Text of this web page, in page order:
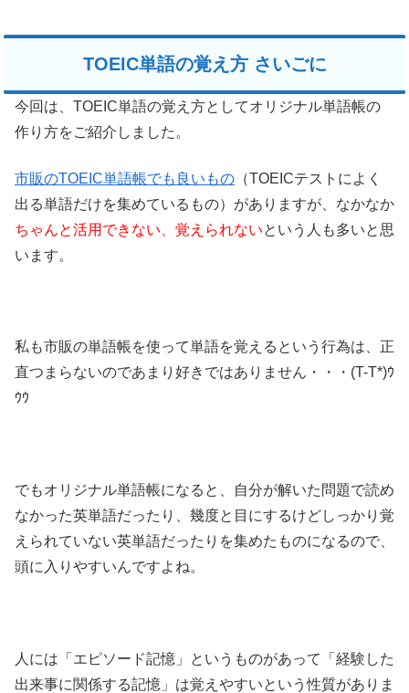
TOEIC単語の覚え方 さいごに
今回は、TOEIC単語の覚え方としてオリジナル単語帳の
作り方をご紹介しました。
市販のTOEIC単語帳でも良いもの （TOEICテストによく
出る単語だけを集めているもの）がありますが、なかなか
ちゃんと活用できない、覚えられないという人も多いと思
います。
私も市販の単語帳を使って単語を覚えるという行為は、正
直つまらないのであまり好きではありません・・・(T-T*)ｳ
ｳｳ
でもオリジナル単語帳になると、自分が解いた問題で読め
なかった英単語だったり、幾度と目にするけどしっかり覚
えられていない英単語だったりを集めたものになるので、
頭に入りやすいんですよね。
人には「エピソード記憶」というものがあって「経験した
出来事に関係する記憶」は覚えやすいという性質がありま